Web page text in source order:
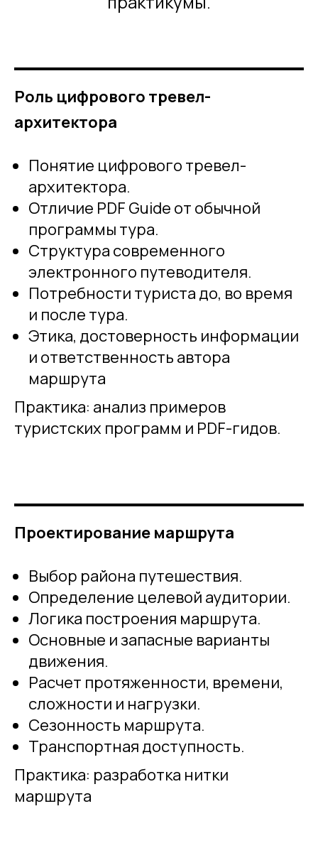
Роль цифрового тревел-
архитектора
Понятие цифрового тревел-
архитектора.
Отличие PDF Guide от обычной
программы тура.
Структура современного
электронного путеводителя.
Потребности туриста до, во время
и после тура.
Этика, достоверность информации
и ответственность автора
маршрута
Практика: анализ примеров
туристских программ и PDF-гидов.
Проектирование маршрута
Выбор района путешествия.
Определение целевой аудитории.
Логика построения маршрута.
Основные и запасные варианты
движения.
Расчет протяженности, времени,
сложности и нагрузки.
Сезонность маршрута.
Транспортная доступность.
Практика: разработка нитки
маршрута